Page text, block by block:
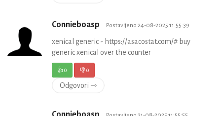
Connieboasp Postavljeno 24-08-2025 11:55:39
xenical generic - https://asacostat.com/# buy
generic xenical over the counter
👍0 👎0
Odgovori ⇾